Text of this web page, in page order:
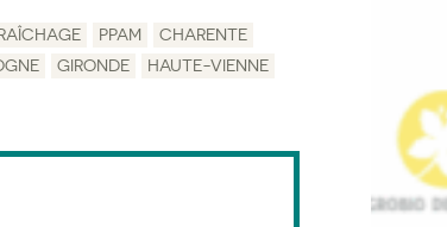
PPAM
CHARENTE
GIRONDE
HAUTE-VIENNE